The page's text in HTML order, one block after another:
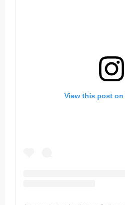
View this post on